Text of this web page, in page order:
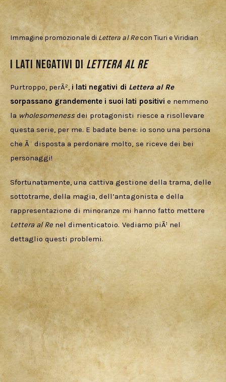
Immagine promozionale diLettera al Recon Tiuri e Viridian
I lati negativi diLettera al Re
Purtroppo, perÃ², i lati negativi di Lettera al Re
sorpassano grandemente i suoi lati positivi e nemmeno
la wholesomeness dei protagonisti riesce a risollevare
questa serie, per me. E badate bene: io sono una persona
che Ã¨ disposta a perdonare molto, se riceve dei bei
personaggi!
Sfortunatamente, una cattiva gestione della trama, delle
sottotrame, della magia, dell’antagonista e della
rappresentazione di minoranze mi hanno fatto mettere
Lettera al Re nel dimenticatoio. Vediamo piÃ¹ nel
dettaglio questi problemi.